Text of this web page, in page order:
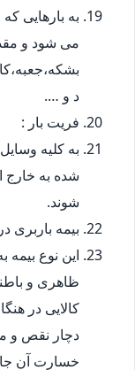
به بارهایی
می شود و
د و ….
فریت بار :
به کلیه
شده به خارج
شوند.
بیمه باربری
این نوع
ظاهری و
کالایی در
دچار نقص و
خسارت آن